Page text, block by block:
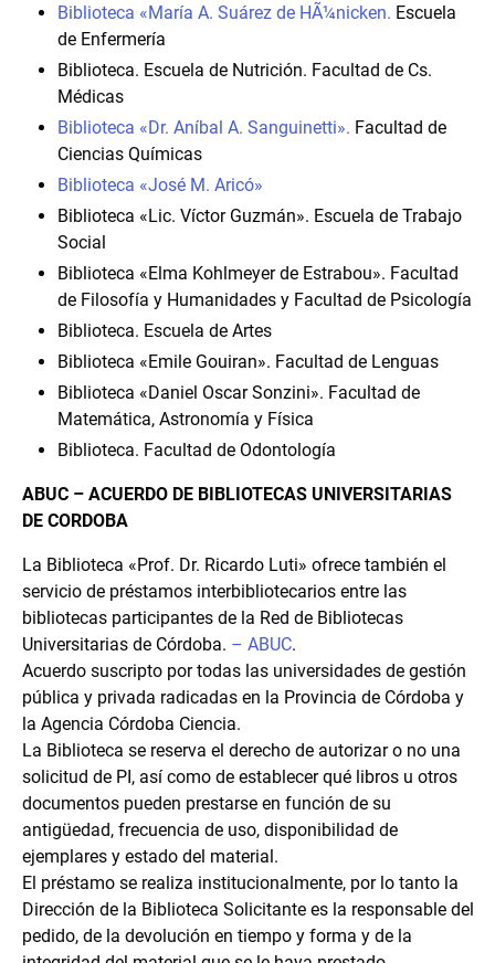
Biblioteca «María A. Suárez de HÃ¼nicken. Escuela
de Enfermería
Biblioteca. Escuela de Nutrición. Facultad de Cs.
Médicas
Biblioteca «Dr. Aníbal A. Sanguinetti». Facultad de
Ciencias Químicas
Biblioteca «José M. Aricó»
Biblioteca «Lic. Víctor Guzmán». Escuela de Trabajo
Social
Biblioteca «Elma Kohlmeyer de Estrabou». Facultad
de Filosofía y Humanidades y Facultad de Psicología
Biblioteca. Escuela de Artes
Biblioteca «Emile Gouiran». Facultad de Lenguas
Biblioteca «Daniel Oscar Sonzini». Facultad de
Matemática, Astronomía y Física
Biblioteca. Facultad de Odontología
ABUC – ACUERDO DE BIBLIOTECAS UNIVERSITARIAS
DE CORDOBA
La Biblioteca «Prof. Dr. Ricardo Luti» ofrece también el
servicio de préstamos interbibliotecarios entre las
bibliotecas participantes de la Red de Bibliotecas
Universitarias de Córdoba. – ABUC.
Acuerdo suscripto por todas las universidades de gestión
pública y privada radicadas en la Provincia de Córdoba y
la Agencia Córdoba Ciencia.
La Biblioteca se reserva el derecho de autorizar o no una
solicitud de PI, así como de establecer qué libros u otros
documentos pueden prestarse en función de su
antigüedad, frecuencia de uso, disponibilidad de
ejemplares y estado del material.
El préstamo se realiza institucionalmente, por lo tanto la
Dirección de la Biblioteca Solicitante es la responsable del
pedido, de la devolución en tiempo y forma y de la